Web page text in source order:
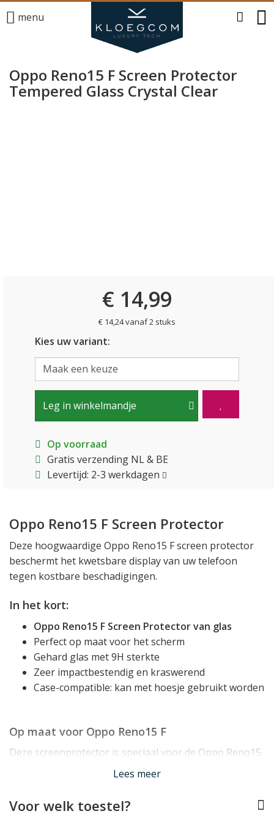
menu
Oppo Reno15 F Screen Protector
Tempered Glass Crystal Clear
€ 14,99
€ 14,24 vanaf 2 stuks
Kies uw variant:
Leg in winkelmandje
Op voorraad
Gratis verzending NL & BE
Levertijd: 2-3 werkdagen
Oppo Reno15 F Screen Protector
Deze hoogwaardige Oppo Reno15 F screen protector
beschermt het kwetsbare display van uw telefoon
tegen kostbare beschadigingen.
In het kort:
Oppo Reno15 F Screen Protector van glas
Perfect op maat voor het scherm
Gehard glas met 9H sterkte
Zeer impactbestendig en kraswerend
Case-compatible: kan met hoesje gebruikt worden
Op maat voor Oppo Reno15 F
Deze screenprotector is speciaal voor de Oppo Reno15
F ontworpen en past dan ook perfect op het scherm.
glasoppervlak van het scherm.
Lees meer
Voor welk toestel?